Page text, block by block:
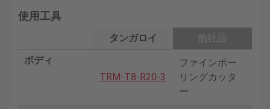
使用工具
タンガロイ
他社品
ボディ
TRM-T8-R20-3
ファインボー
リングカッタ
ー